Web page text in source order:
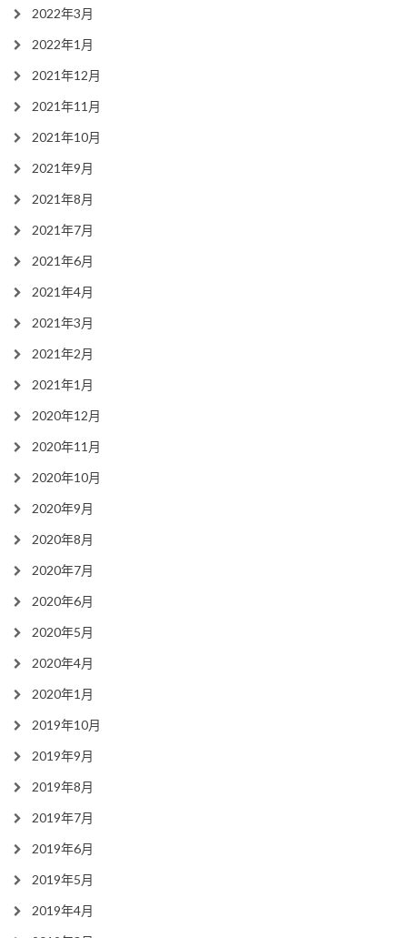
2022年3月
2022年1月
2021年12月
2021年11月
2021年10月
2021年9月
2021年8月
2021年7月
2021年6月
2021年4月
2021年3月
2021年2月
2021年1月
2020年12月
2020年11月
2020年10月
2020年9月
2020年8月
2020年7月
2020年6月
2020年5月
2020年4月
2020年1月
2019年10月
2019年9月
2019年8月
2019年7月
2019年6月
2019年5月
2019年4月